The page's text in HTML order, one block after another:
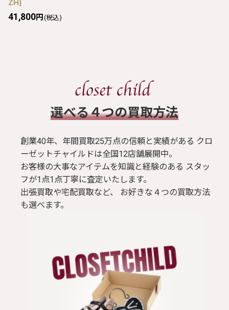
ZH
41,800円 (税込)
​選べる４つの買取方法
創業40年、年間買取25万点の信頼と実績がある クロ
ーゼットチャイルドは全国12店舗展開中。
お客様の大事なアイテムを知識と経験のある スタッ
フが1点1点丁寧に査定いたします。
出張買取や宅配買取など、 お好きな４つの買取方法
も選べます。